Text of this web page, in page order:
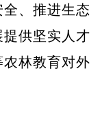
、推进生态
供坚实人才
林教育对外